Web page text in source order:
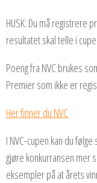
HUSK: Du må registrere
resultatet skal telle i
Poeng fra NVC brukes
Premier som ikke er
Her finner du NVC
I NVC-cupen kan du
gjøre konkurransen mer
eksempler på at årets